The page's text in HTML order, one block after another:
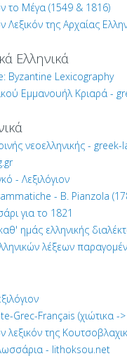
το Μέγα (1549 & 1816)
Λεξικόν της Αρχαίας
Ελληνικά
Byzantine Lexicography
Εμμανουήλ Κριαρά -
νεοελληνικής -
- Λεξιλόγιον
- B. Pianzola
για το 1821
ημάς ελληνικής
λέξεων
Grec-Français (χιώτικα ->
λεξικόν της
- lithoksou.net